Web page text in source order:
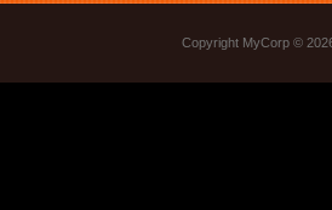
Copyright MyCorp ©